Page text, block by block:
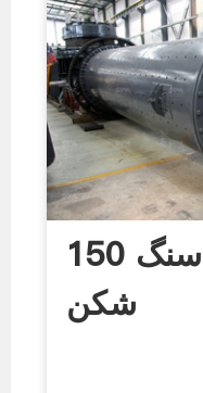
150 تن در ساعت سنگ
شکن